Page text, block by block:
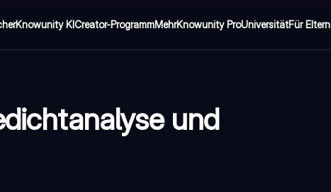
Knowunity KICreator-ProgrammMehrKnowunity ProUniversitätFür Eltern
und